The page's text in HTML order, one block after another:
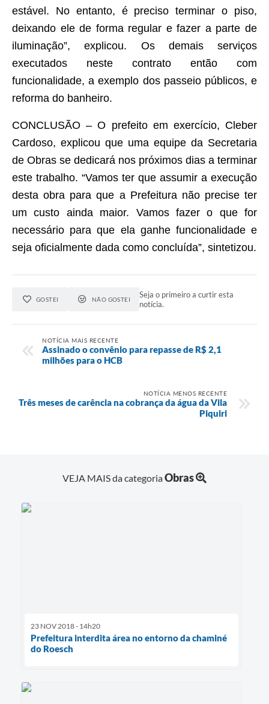
estável. No entanto, é preciso terminar o piso,
deixando ele de forma regular e fazer a parte de
iluminação”, explicou. Os demais serviços
executados neste contrato então com
funcionalidade, a exemplo dos passeio públicos, e
reforma do banheiro.
CONCLUSÃO – O prefeito em exercício, Cleber
Cardoso, explicou que uma equipe da Secretaria
de Obras se dedicará nos próximos dias a terminar
este trabalho. “Vamos ter que assumir a execução
desta obra para que a Prefeitura não precise ter
um custo ainda maior. Vamos fazer o que for
necessário para que ela ganhe funcionalidade e
seja oficialmente dada como concluída”, sintetizou.
GOSTEI NÃO GOSTEI
Seja o primeiro a curtir esta
notícia.
NOTÍCIA MAIS RECENTE
Assinado o convênio para repasse de R$ 2,1
milhões para o HCB
NOTÍCIA MENOS RECENTE
Três meses de carência na cobrança da água da Vila
Piquiri
VEJA MAIS da categoriaObras
23 NOV 2018 - 14h20
Prefeitura interdita área no entorno da chaminé
do Roesch